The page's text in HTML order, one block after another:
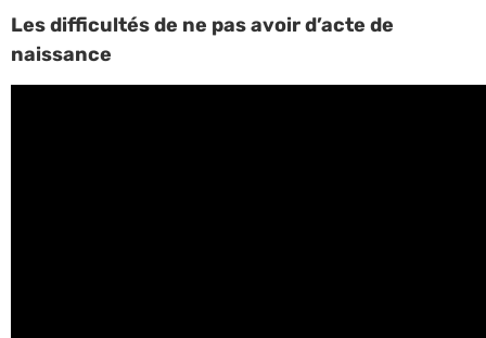
Les difficultés de ne pas avoir d’acte de
naissance